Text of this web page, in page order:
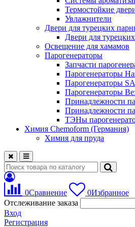
Термостойкие
Увлажнители
Двери для турецких
Двери для
Освещение для хамамов
Парогенераторы
Запчасти
Парогенераторы
Парогенераторы
Парогенераторы
Принадлежности
Принадлежности
ТЭНы
Химия Chemoform (Германия)
Химия для пруда
0Сравнение 0Избранное
Отслеживание заказа
Вход
Регистрация